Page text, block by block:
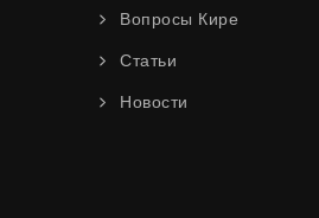
Вопросы Кире
Статьи
Новости